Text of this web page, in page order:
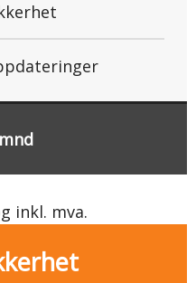
inkl. mva.